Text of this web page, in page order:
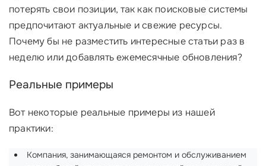
потерять свои позиции, так как поисковые системы
предпочитают актуальные и свежие ресурсы.
Почему бы не разместить интересные статьи раз в
неделю или добавлять ежемесячные обновления?
Реальные примеры
Вот некоторые реальные примеры из нашей
практики:
Компания, занимающаяся ремонтом и обслуживанием